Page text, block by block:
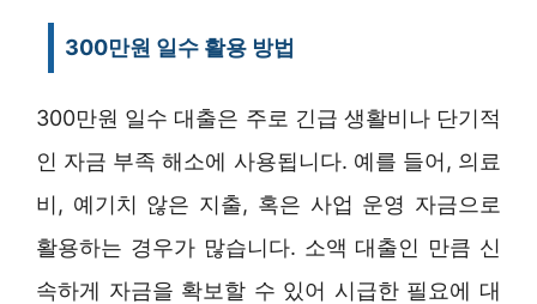
300만원 일수 활용 방법
300만원 일수 대출은 주로 긴급 생활비나 단기적
인 자금 부족 해소에 사용됩니다. 예를 들어, 의료
비, 예기치 않은 지출, 혹은 사업 운영 자금으로
활용하는 경우가 많습니다. 소액 대출인 만큼 신
속하게 자금을 확보할 수 있어 시급한 필요에 대